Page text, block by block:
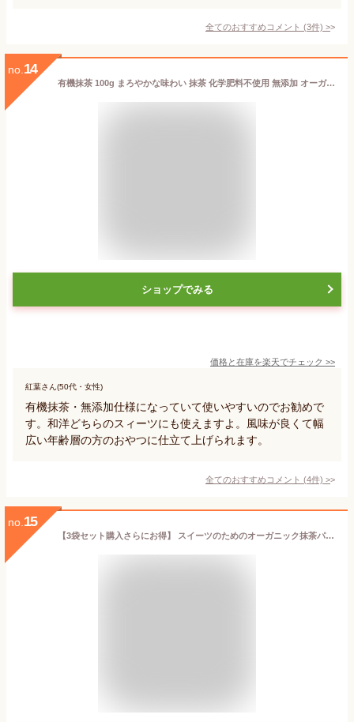
全てのおすすめコメント (3件) >
no. 14
有機抹茶 100g まろやかな味わい 抹茶 化学肥料不使用 無添加 オーガニック抹茶 粉末 国産 京都 抹茶パウダー 製菓用 料理用 お点前 お稽古用 永田茶園 matcha powder uji matcha green tea powder organic matcha
ショップでみる
価格と在庫を楽天でチェック >>
紅葉さん(50代・女性)
有機抹茶・無添加仕様になっていて使いやすいのでお勧めで
す。和洋どちらのスィーツにも使えますよ。風味が良くて幅
広い年齢層の方のおやつに仕立て上げられます。
全てのおすすめコメント (4件) >
no. 15
【3袋セット購入さらにお得】 スイーツのためのオーガニック抹茶パウダー 80g | 有機 抹茶パウダー 製菓 抹茶 オーガニック 手作り お菓子 製菓用 製菓用パウダー 粉末 パウダー スイーツ パウダー 抹茶ラテ 抹茶スイーツ 製菓材料